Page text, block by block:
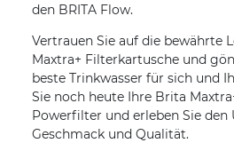
den BRITA Flow.
Vertrauen Sie auf die bewährte
Maxtra+ Filterkartusche und
beste Trinkwasser für sich und
Sie noch heute Ihre Brita
Powerfilter und erleben Sie den
Geschmack und Qualität.